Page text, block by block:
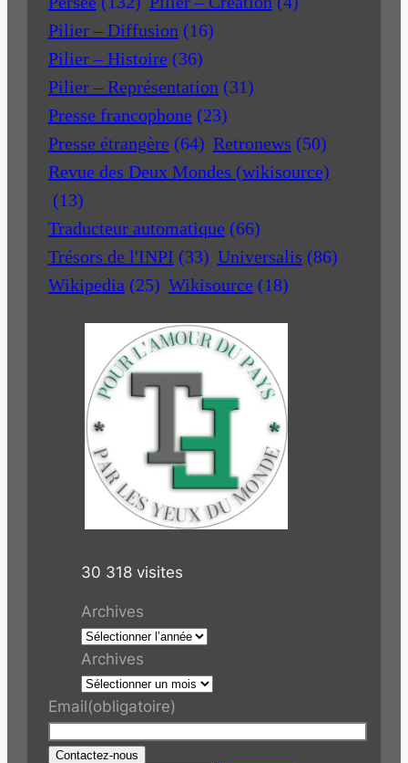
Pilier – Diffusion (16)
Pilier – Histoire (36)
Pilier – Représentation (31)
Presse francophone (23)
Presse étrangère (64) Retronews (50)
Revue des Deux Mondes (wikisource)
(13)
Traducteur automatique (66)
Trésors de l'INPI (33) Universalis (86)
Wikipedia (25) Wikisource (18)
30 318 visites
Archives
Archives
Email(obligatoire)
Contactez-nous